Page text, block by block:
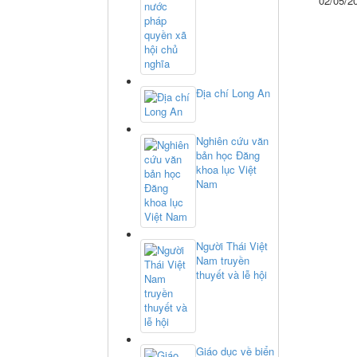
Địa chí Long An
Nghiên cứu văn
bản học Đăng
khoa lục Việt
Nam
Người Thái Việt
Nam truyền
thuyết và lễ hội
Giáo dục về biển